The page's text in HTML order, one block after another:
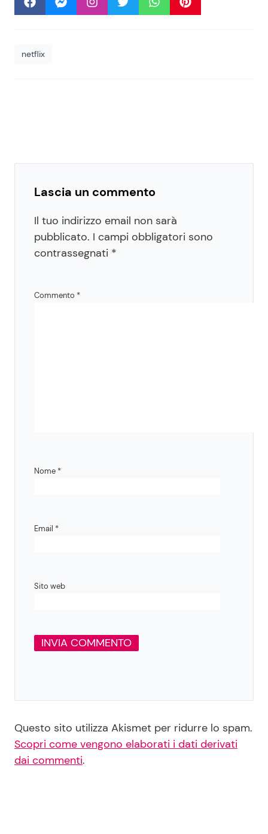
netflix
Lascia un commento
Il tuo indirizzo email non sarà
pubblicato. I campi obbligatori sono
contrassegnati *
Commento *
Nome *
Email *
Sito web
Questo sito utilizza Akismet per ridurre lo spam.
Scopri come vengono elaborati i dati derivati
dai commenti.